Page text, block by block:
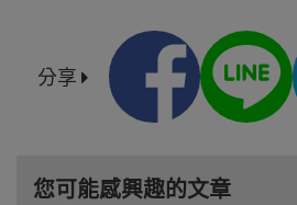
分享
您可能感興趣的文章